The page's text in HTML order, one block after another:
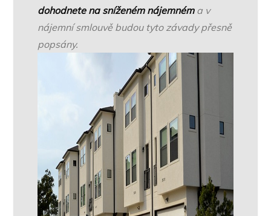
dohodnete na sníženém nájemnéma v
nájemní smlouvě budou tyto závady přesně
popsány.